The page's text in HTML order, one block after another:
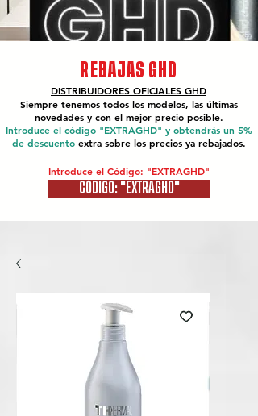
REBAJAS GHD
DISTRIBUIDORES OFICIALES GHD
Siempre tenemos todos los modelos, las últimas
novedades y con el mejor precio posible.
Introduce el código "EXTRAGHD" y obtendrás un 5%
de descuento extra sobre los precios ya rebajados.
Introduce el Código: "EXTRAGHD"
CÓDIGO: "EXTRAGHD"